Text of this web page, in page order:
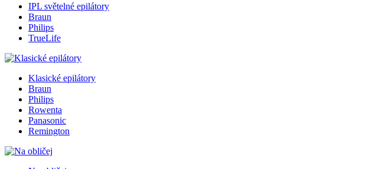
IPL světelné epilátory
Braun
Philips
TrueLife
Klasické epilátory
Braun
Philips
Rowenta
Panasonic
Remington